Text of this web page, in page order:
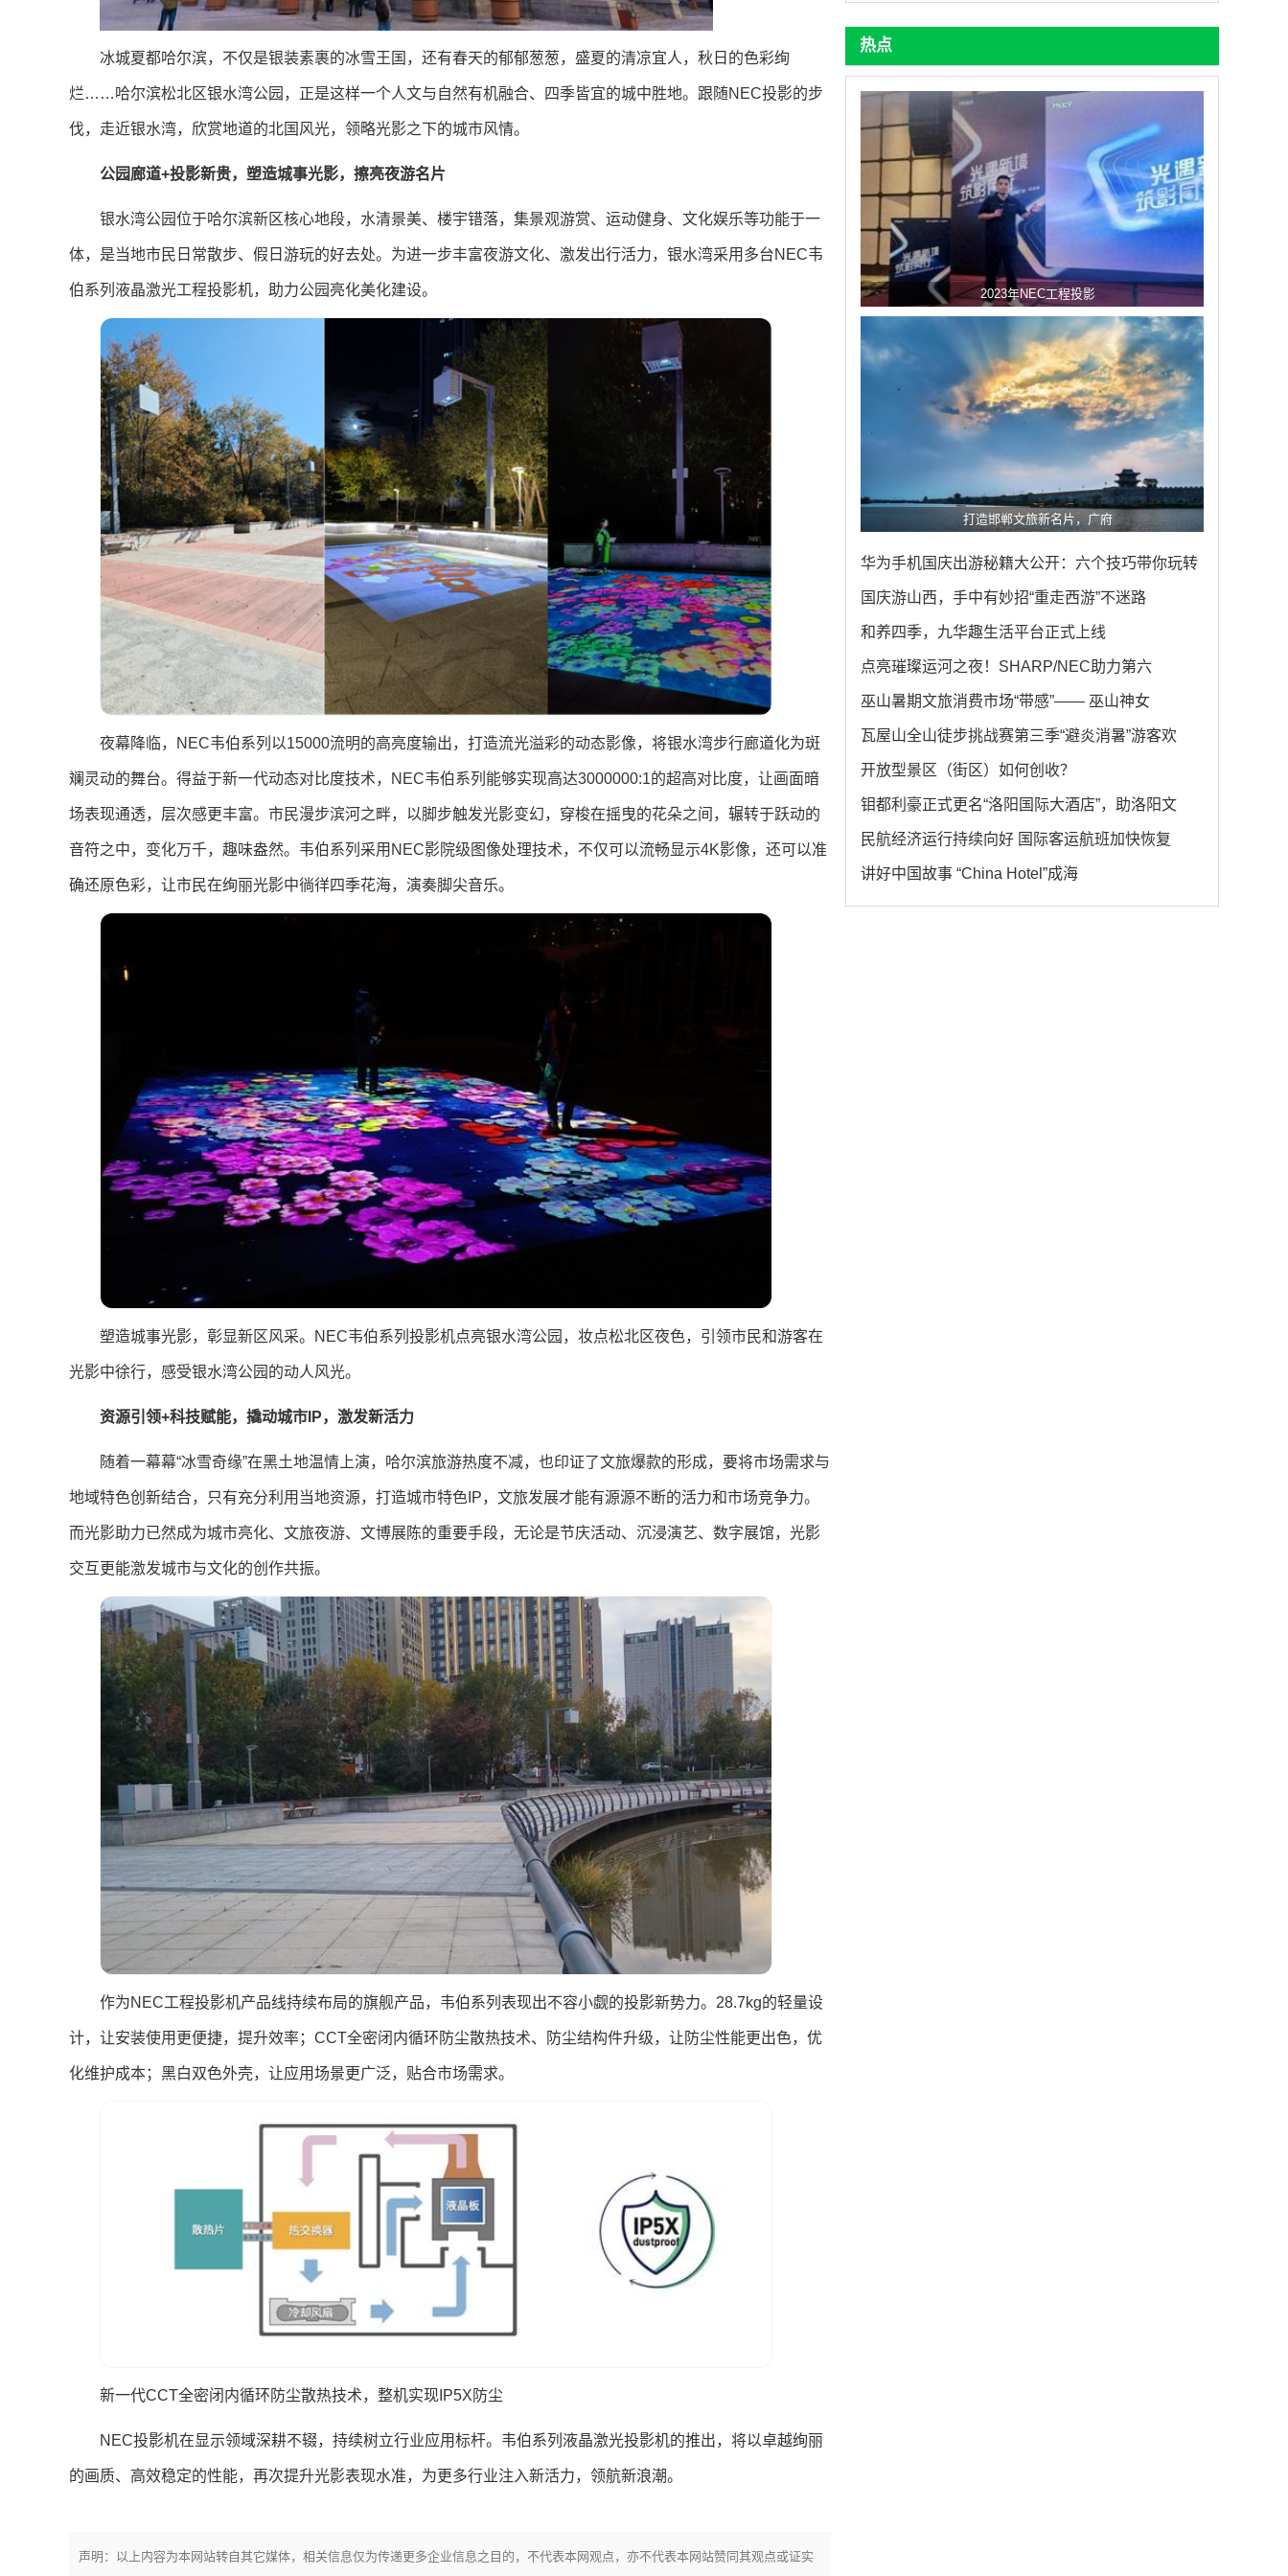
冰城夏都哈尔滨，不仅是银装素裹的冰雪王国，还有春天的郁郁葱葱，盛夏的清凉宜人，秋日的色彩绚
烂……哈尔滨松北区银水湾公园，正是这样一个人文与自然有机融合、四季皆宜的城中胜地。跟随NEC投影的步
伐，走近银水湾，欣赏地道的北国风光，领略光影之下的城市风情。
公园廊道+投影新贵，塑造城事光影，擦亮夜游名片
银水湾公园位于哈尔滨新区核心地段，水清景美、楼宇错落，集景观游赏、运动健身、文化娱乐等功能于一
体，是当地市民日常散步、假日游玩的好去处。为进一步丰富夜游文化、激发出行活力，银水湾采用多台NEC韦
伯系列液晶激光工程投影机，助力公园亮化美化建设。
夜幕降临，NEC韦伯系列以15000流明的高亮度输出，打造流光溢彩的动态影像，将银水湾步行廊道化为斑
斓灵动的舞台。得益于新一代动态对比度技术，NEC韦伯系列能够实现高达3000000:1的超高对比度，让画面暗
场表现通透，层次感更丰富。市民漫步滨河之畔，以脚步触发光影变幻，穿梭在摇曳的花朵之间，辗转于跃动的
音符之中，变化万千，趣味盎然。韦伯系列采用NEC影院级图像处理技术，不仅可以流畅显示4K影像，还可以准
确还原色彩，让市民在绚丽光影中徜徉四季花海，演奏脚尖音乐。
塑造城事光影，彰显新区风采。NEC韦伯系列投影机点亮银水湾公园，妆点松北区夜色，引领市民和游客在
光影中徐行，感受银水湾公园的动人风光。
资源引领+科技赋能，撬动城市IP，激发新活力
随着一幕幕“冰雪奇缘”在黑土地温情上演，哈尔滨旅游热度不减，也印证了文旅爆款的形成，要将市场需求与
地域特色创新结合，只有充分利用当地资源，打造城市特色IP，文旅发展才能有源源不断的活力和市场竞争力。
而光影助力已然成为城市亮化、文旅夜游、文博展陈的重要手段，无论是节庆活动、沉浸演艺、数字展馆，光影
交互更能激发城市与文化的创作共振。
作为NEC工程投影机产品线持续布局的旗舰产品，韦伯系列表现出不容小觑的投影新势力。28.7kg的轻量设
计，让安装使用更便捷，提升效率；CCT全密闭内循环防尘散热技术、防尘结构件升级，让防尘性能更出色，优
化维护成本；黑白双色外壳，让应用场景更广泛，贴合市场需求。
新一代CCT全密闭内循环防尘散热技术，整机实现IP5X防尘
NEC投影机在显示领域深耕不辍，持续树立行业应用标杆。韦伯系列液晶激光投影机的推出，将以卓越绚丽
的画质、高效稳定的性能，再次提升光影表现水准，为更多行业注入新活力，领航新浪潮。
声明：以上内容为本网站转自其它媒体，相关信息仅为传递更多企业信息之目的，不代表本网观点，亦不代表本网站赞同其观点或证实
热点
2023年NEC工程投影
打造邯郸文旅新名片，广府
华为手机国庆出游秘籍大公开：六个技巧带你玩转
国庆游山西，手中有妙招“重走西游”不迷路
和养四季，九华趣生活平台正式上线
点亮璀璨运河之夜！SHARP/NEC助力第六
巫山暑期文旅消费市场“带感”—— 巫山神女
瓦屋山全山徒步挑战赛第三季“避炎消暑”游客欢
开放型景区（街区）如何创收？
钼都利豪正式更名“洛阳国际大酒店”，助洛阳文
民航经济运行持续向好 国际客运航班加快恢复
讲好中国故事 “China Hotel”成海